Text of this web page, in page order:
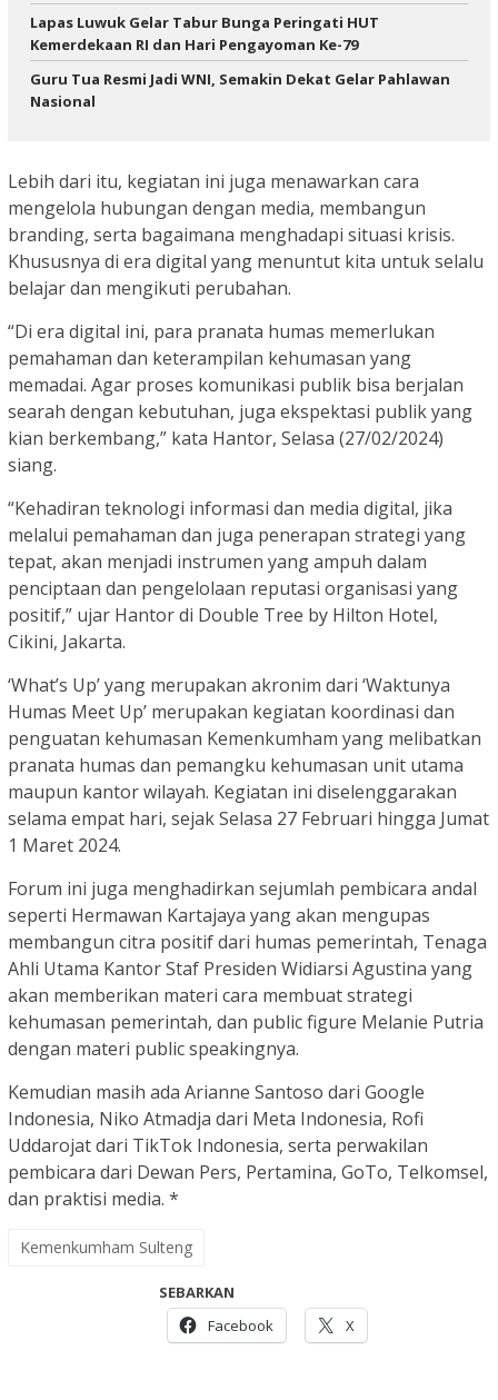
Lapas Luwuk Gelar Tabur Bunga Peringati HUT
Kemerdekaan RI dan Hari Pengayoman Ke-79
Guru Tua Resmi Jadi WNI, Semakin Dekat Gelar Pahlawan
Nasional
Lebih dari itu, kegiatan ini juga menawarkan cara
mengelola hubungan dengan media, membangun
branding, serta bagaimana menghadapi situasi krisis.
Khususnya di era digital yang menuntut kita untuk selalu
belajar dan mengikuti perubahan.
“Di era digital ini, para pranata humas memerlukan
pemahaman dan keterampilan kehumasan yang
memadai. Agar proses komunikasi publik bisa berjalan
searah dengan kebutuhan, juga ekspektasi publik yang
kian berkembang,” kata Hantor, Selasa (27/02/2024)
siang.
“Kehadiran teknologi informasi dan media digital, jika
melalui pemahaman dan juga penerapan strategi yang
tepat, akan menjadi instrumen yang ampuh dalam
penciptaan dan pengelolaan reputasi organisasi yang
positif,” ujar Hantor di Double Tree by Hilton Hotel,
Cikini, Jakarta.
‘What’s Up’ yang merupakan akronim dari ‘Waktunya
Humas Meet Up’ merupakan kegiatan koordinasi dan
penguatan kehumasan Kemenkumham yang melibatkan
pranata humas dan pemangku kehumasan unit utama
maupun kantor wilayah. Kegiatan ini diselenggarakan
selama empat hari, sejak Selasa 27 Februari hingga Jumat
1 Maret 2024.
Forum ini juga menghadirkan sejumlah pembicara andal
seperti Hermawan Kartajaya yang akan mengupas
membangun citra positif dari humas pemerintah, Tenaga
Ahli Utama Kantor Staf Presiden Widiarsi Agustina yang
akan memberikan materi cara membuat strategi
kehumasan pemerintah, dan public figure Melanie Putria
dengan materi public speakingnya.
Kemudian masih ada Arianne Santoso dari Google
Indonesia, Niko Atmadja dari Meta Indonesia, Rofi
Uddarojat dari TikTok Indonesia, serta perwakilan
pembicara dari Dewan Pers, Pertamina, GoTo, Telkomsel,
dan praktisi media. *
Kemenkumham Sulteng
SEBARKAN
Facebook
X